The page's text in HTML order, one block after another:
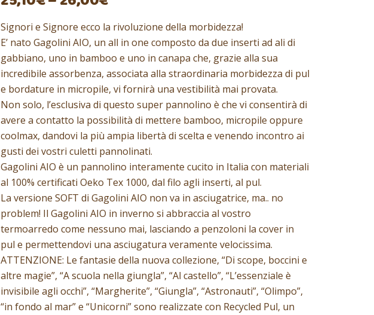
Signori e Signore ecco la rivoluzione della morbidezza!
E’ nato Gagolini AIO, un all in one composto da due inserti ad ali di
gabbiano, uno in bamboo e uno in canapa che, grazie alla sua
incredibile assorbenza, associata alla straordinaria morbidezza di pul
e bordature in micropile, vi fornirà una vestibilità mai provata.
Non solo, l’esclusiva di questo super pannolino è che vi consentirà di
avere a contatto la possibilità di mettere bamboo, micropile oppure
coolmax, dandovi la più ampia libertà di scelta e venendo incontro ai
gusti dei vostri culetti pannolinati.
Gagolini AIO è un pannolino interamente cucito in Italia con materiali
al 100% certificati Oeko Tex 1000, dal filo agli inserti, al pul.
La versione SOFT di Gagolini AIO non va in asciugatrice, ma.. no
problem! Il Gagolini AIO in inverno si abbraccia al vostro
termoarredo come nessuno mai, lasciando a penzoloni la cover in
pul e permettendovi una asciugatura veramente velocissima.
ATTENZIONE: Le fantasie della nuova collezione, “Di scope, boccini e
altre magie”, “A scuola nella giungla”, “Al castello”, “L’essenziale è
invisibile agli occhi”, “Margherite”, “Giungla”, “Astronauti”, “Olimpo”,
“in fondo al mar” e “Unicorni” sono realizzate con Recycled Pul, un